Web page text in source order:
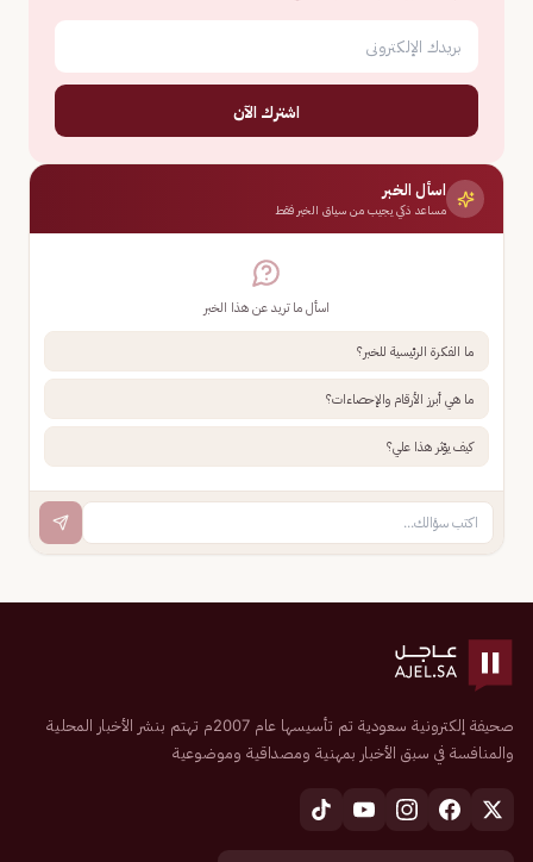
اشترك الآن
اسأل الخبر
مساعد ذكي يجيب من سياق الخبر فقط
اسأل ما تريد عن هذا الخبر
ما الفكرة الرئيسية للخبر؟
ما هي أبرز الأرقام والإحصاءات؟
كيف يؤثر هذا علي؟
صحيفة إلكترونية سعودية تم تأسيسها عام 2007م تهتم بنشر الأخبار المحلية
والمنافسة في سبق الأخبار بمهنية ومصداقية وموضوعية